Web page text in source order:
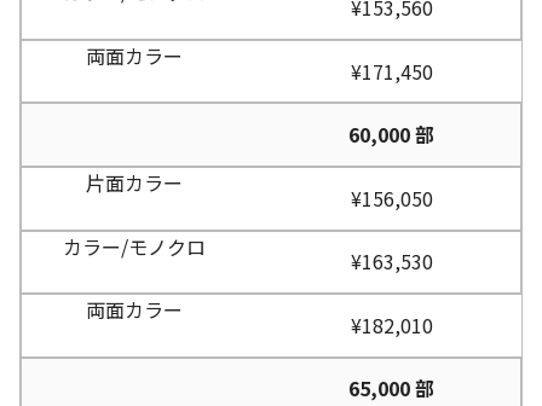
¥153,560
¥171,450
60,000 部
¥156,050
¥163,530
¥182,010
65,000 部